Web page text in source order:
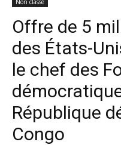
Non classé
Offre de 5
des États-
le chef des
République
Congo